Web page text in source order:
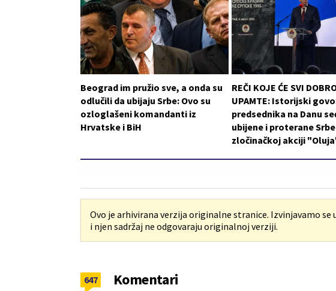
Beograd im pružio sve, a onda su
odlučili da ubijaju Srbe: Ovo su
ozloglašeni komandanti iz
Hrvatske i BiH
REČI KOJE ĆE SVI
UPAMTE: Istorijski
predsednika na Danu
ubijene i proterane
zločinačkoj akciji
Ovo je arhivirana verzija originalne stranice. Izvinjavamo
i njen sadržaj ne odgovaraju originalnoj verziji.
Komentari
647